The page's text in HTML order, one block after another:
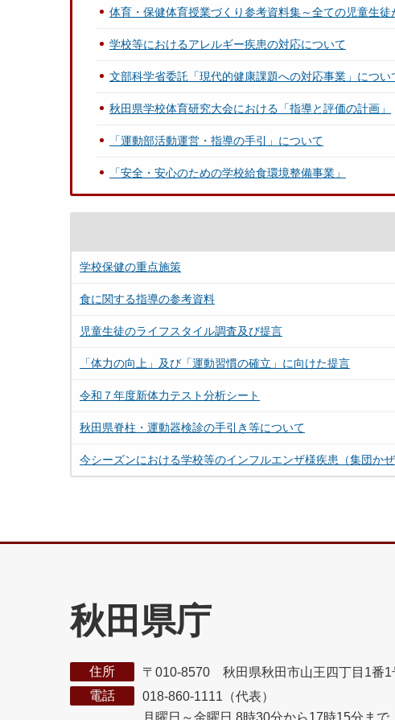
体育・保健体育授業づくり参考資料集～全ての児童生
学校等におけるアレルギー疾患の対応について
文部科学省委託「現代的健康課題への対応事業」につい
秋田県学校体育研究大会における「指導と評価の計画」
「運動部活動運営・指導の手引」について
「安全・安心のための学校給食環境整備事業」
学校保健の重点施策
食に関する指導の参考資料
児童生徒のライフスタイル調査及び提言
「体力の向上」及び「運動習慣の確立」に向けた提言
令和７年度新体力テスト分析シート
秋田県脊柱・運動器検診の手引き等について
今シーズンにおける学校等のインフルエンザ様疾患（集団か
秋田県庁
住所
〒010-8570 秋田県秋田市山王四丁目1番1
電話
018-860-1111（代表）
月曜日～金曜日 8時30分から17時15分まで